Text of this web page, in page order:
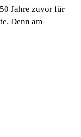
Jahre zuvor für
Denn am